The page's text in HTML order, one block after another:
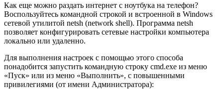
Как еще можно раздать интернет с ноутбука на телефон?
Воспользуйтесь командной строкой и встроенной в Windows
сетевой утилитой netsh (network shell). Программа netsh
позволяет конфигурировать сетевые настройки компьютера
локально или удаленно.
Для выполнения настроек с помощью этого способа
понадобится запустить командную строку cmd.exe из меню
«Пуск» или из меню «Выполнить», с повышенными
привилегиями (от имени Администратора):